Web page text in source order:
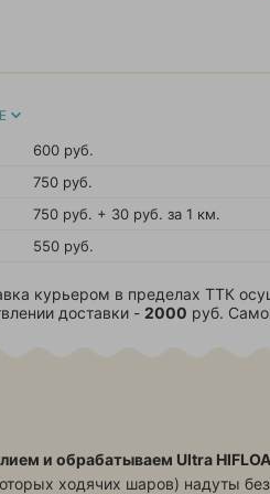
600 руб.
750 руб.
750 руб. + 30 руб. за 1 км.
550 руб.
курьером в пределах ТТК
доставки - 2000 руб.
и обрабатываем Ultra
ходячих шаров) надуты